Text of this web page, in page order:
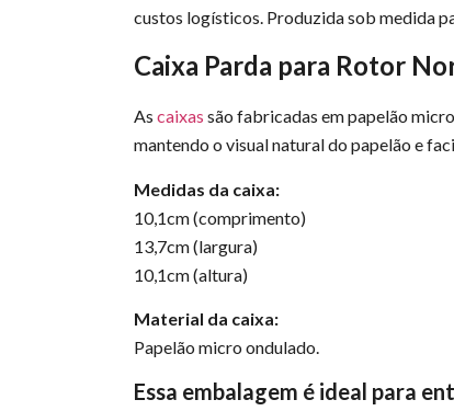
custos logísticos. Produzida sob medida
Caixa Parda para Rotor
As caixas são fabricadas em papelão
mantendo o visual natural do papelão e
Medidas da caixa:
10,1cm (comprimento)
13,7cm (largura)
10,1cm (altura)
Material da caixa:
Papelão micro ondulado.
Essa embalagem é ideal para